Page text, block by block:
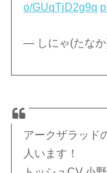
o/GUqTjD2g9q
— しにゃ(たな
アークザラッド
人います！